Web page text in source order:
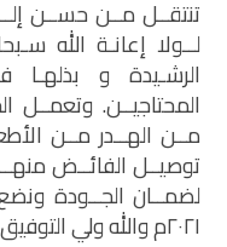
تنتقــل مــن حســن
لــولا إعانـة الله
الرشـيدة و
المحتاجيــن. وتعمــل
مــن الهــدر مــن
توصيــل الفائــض
لضمــان الجــودة
٢٠٢١م والله ولي التوفيق.